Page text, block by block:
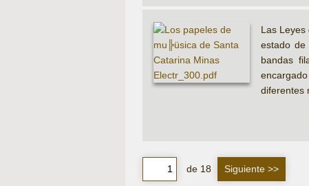
Las
estado
bandas
diferentes
de 18 Siguiente >>